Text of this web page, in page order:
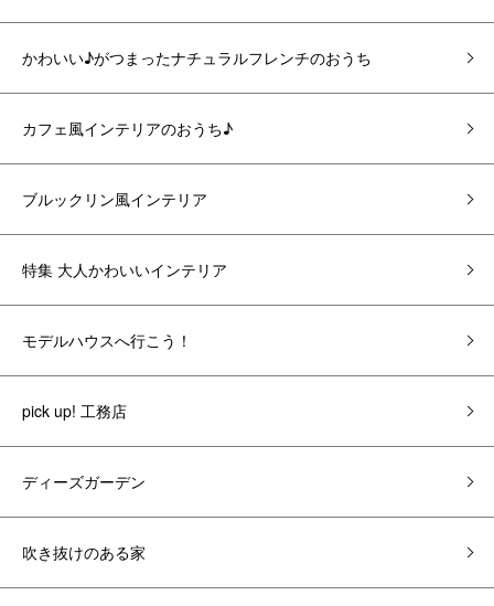
かわいい♪がつまったナチュラルフレンチのおうち
カフェ風インテリアのおうち♪
ブルックリン風インテリア
特集 大人かわいいインテリア
モデルハウスへ行こう！
pick up! 工務店
ディーズガーデン
吹き抜けのある家